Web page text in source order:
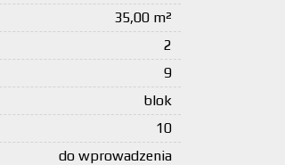
35,00 m²
2
9
blok
10
do wprowadzenia